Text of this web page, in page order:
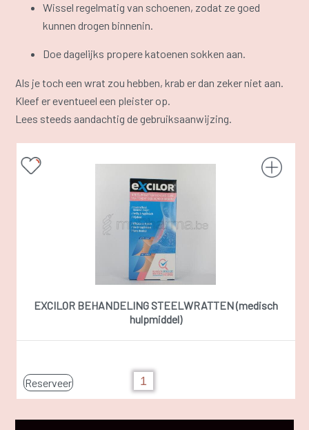
Wissel regelmatig van schoenen, zodat ze goed
kunnen drogen binnenin.
Doe dagelijks propere katoenen sokken aan.
Als je toch een wrat zou hebben, krab er dan zeker niet aan.
Kleef er eventueel een pleister op.
Lees steeds aandachtig de gebruiksaanwijzing.
EXCILOR BEHANDELING STEELWRATTEN (medisch
hulpmiddel)
Reserveer